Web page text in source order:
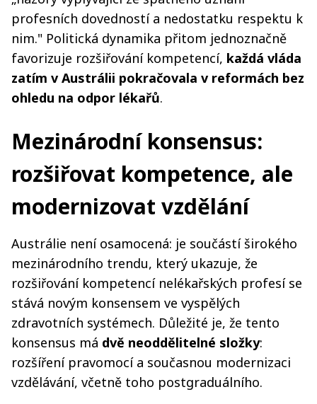
profesních dovedností a nedostatku respektu k
nim." Politická dynamika přitom jednoznačně
favorizuje rozšiřování kompetencí, každá vláda
zatím v Austrálii pokračovala v reformách bez
ohledu na odpor lékařů.
Mezinárodní konsensus:
rozšiřovat kompetence, ale
modernizovat vzdělání
Austrálie není osamocená: je součástí širokého
mezinárodního trendu, který ukazuje, že
rozšiřování kompetencí nelékařských profesí se
stává novým konsensem ve vyspělých
zdravotních systémech. Důležité je, že tento
konsensus má dvě neoddělitelné složky:
rozšíření pravomocí a současnou modernizaci
vzdělávání, včetně toho postgraduálního.